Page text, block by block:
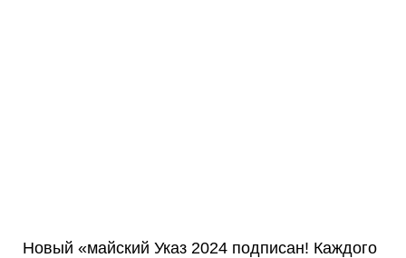
Новый «майский Указ 2024 подписан! Каждого